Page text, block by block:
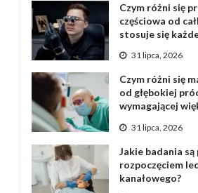
Czym różni się
częściowa od
stosuje się
31 lipca, 2026
Czym różni się
od głębokiej
wymagającej
31 lipca, 2026
Jakie badania
rozpoczęciem
kanałowego?